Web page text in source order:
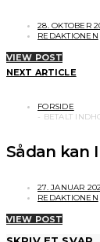
28. OKTOBER
REDAKTIONEN
VIEW POST
NEXT ARTICLE
FORSIDE
Sådan kan
27. JANUAR
REDAKTIONEN
VIEW POST